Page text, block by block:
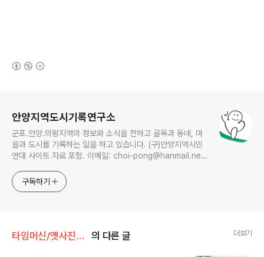
안양지역도시기록연구소
군포.안양.의왕지역의 정보와 소식을 전하고 골목과 동네, 마
을과 도시를 기록하는 일을 하고 있습니다. (구)안양지역시민
연대 사이트 자료 포함. 이메일: choi-pong@hanmail.net
구독하기
타임머신/옛사진읽기 의 다른 글 더보기